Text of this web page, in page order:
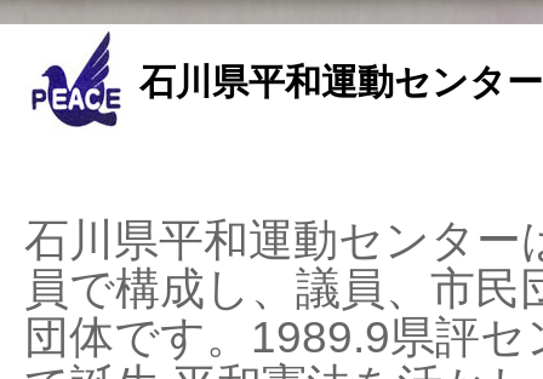
石川県平和運動センタ
石川県平和運動センタ
員で構成し、議員、市
団体です。1989.9県評